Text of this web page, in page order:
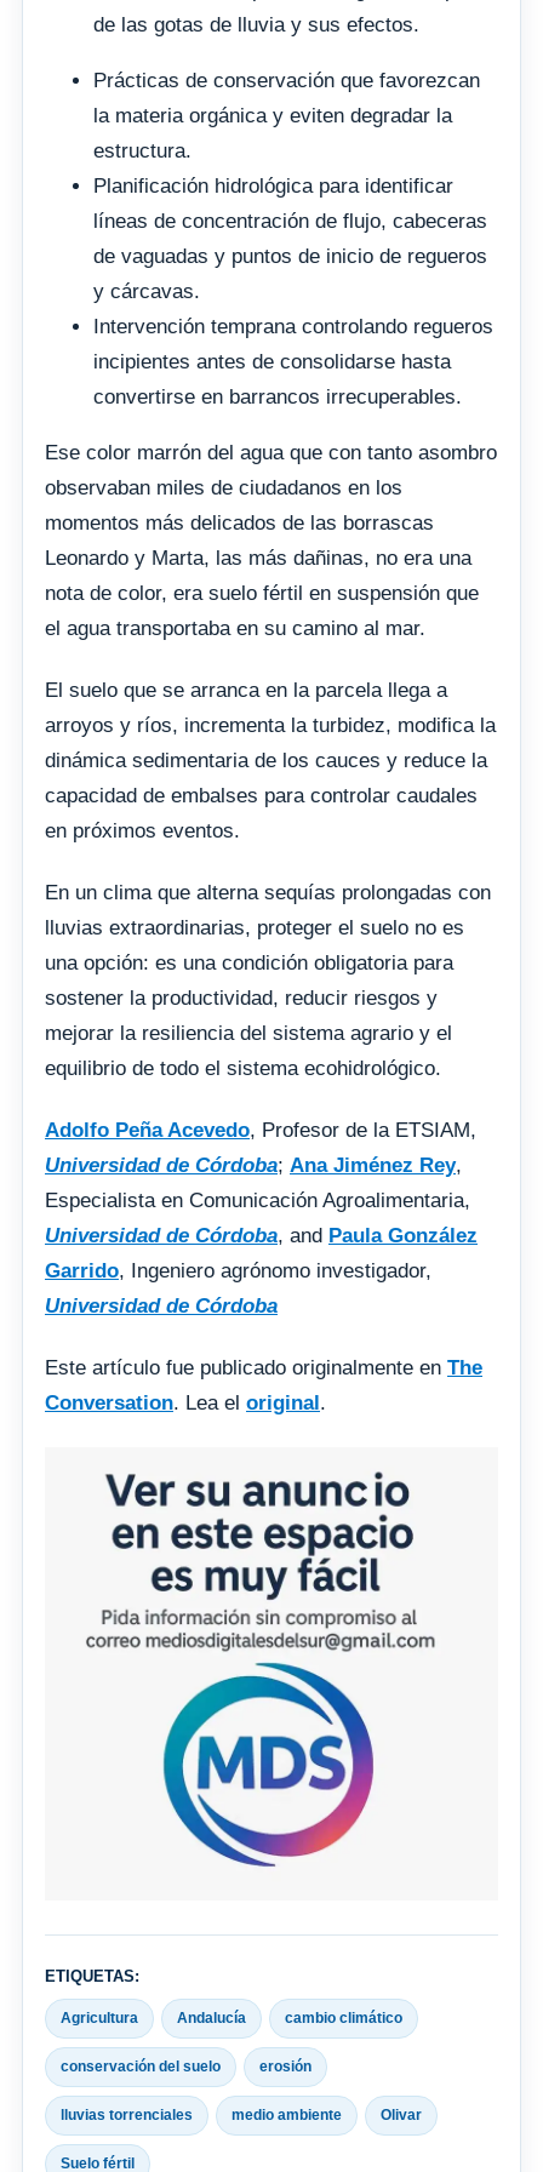
de las gotas de lluvia y sus efectos.
Prácticas de conservación que favorezcan
la materia orgánica y eviten degradar la
estructura.
Planificación hidrológica para identificar
líneas de concentración de flujo, cabeceras
de vaguadas y puntos de inicio de regueros
y cárcavas.
Intervención temprana controlando regueros
incipientes antes de consolidarse hasta
convertirse en barrancos irrecuperables.
Ese color marrón del agua que con tanto asombro
observaban miles de ciudadanos en los
momentos más delicados de las borrascas
Leonardo y Marta, las más dañinas, no era una
nota de color, era suelo fértil en suspensión que
el agua transportaba en su camino al mar.
El suelo que se arranca en la parcela llega a
arroyos y ríos, incrementa la turbidez, modifica la
dinámica sedimentaria de los cauces y reduce la
capacidad de embalses para controlar caudales
en próximos eventos.
En un clima que alterna sequías prolongadas con
lluvias extraordinarias, proteger el suelo no es
una opción: es una condición obligatoria para
sostener la productividad, reducir riesgos y
mejorar la resiliencia del sistema agrario y el
equilibrio de todo el sistema ecohidrológico.
Adolfo Peña Acevedo, Profesor de la ETSIAM,
Universidad de Córdoba; Ana Jiménez Rey,
Especialista en Comunicación Agroalimentaria,
Universidad de Córdoba, and Paula González
Garrido, Ingeniero agrónomo investigador,
Universidad de Córdoba
Este artículo fue publicado originalmente en The
Conversation. Lea el original.
ETIQUETAS:
Agricultura Andalucía cambio climático
conservación del suelo erosión
lluvias torrenciales medio ambiente Olivar
Suelo fértil